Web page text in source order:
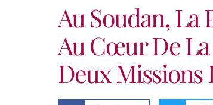
Au Soudan, La
Au Cœur De
Deux Missions